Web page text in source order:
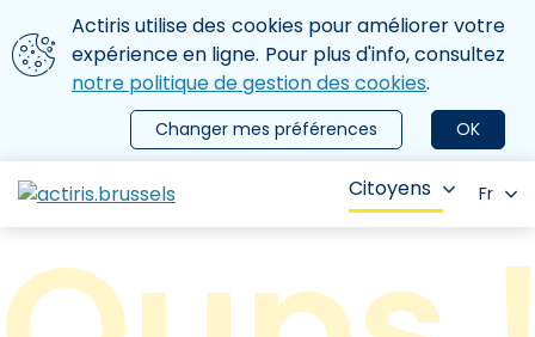
Aller au contenu principal
Nous utilisons des cookies
Actiris utilise des cookies pour améliorer votre
expérience en ligne. Pour plus d'info, consultez
notre politique de gestion des cookies.
OK
Changer mes préférences
le menu
Citoyens Fr